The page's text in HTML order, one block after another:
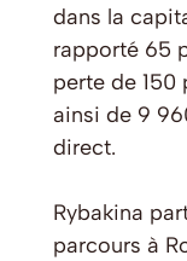
dans la
rapporté 65
perte de
ainsi de 9
direct.
Rybakina
parcours à